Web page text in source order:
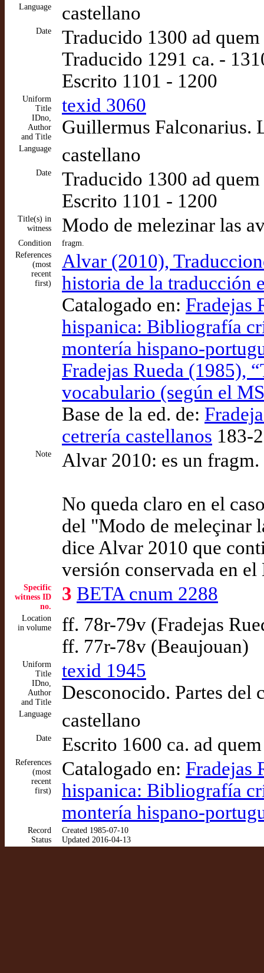
Language castellano
Date
Traducido 1300 ad quem
Traducido 1291 ca. -
Escrito 1101 - 1200
Uniform
Title
IDno,
Author
and Title
texid 3060
Guillermus Falconarius.
Language castellano
Date
Traducido 1300 ad quem
Escrito 1101 - 1200
Title(s) in
witness
Modo de melezinar las
Condition
fragm.
References
(most
recent
first)
Alvar (2010),
historia de la traducción
Catalogado en: Fradejas
hispanica: Bibliografía
montería hispano-
Fradejas Rueda (1985),
vocabulario (según el
Base de la ed. de:
cetrería castellanos 183-
Note Alvar 2010: es un fragm.
No queda claro en el
del "Modo de meleçinar
dice Alvar 2010 que
versión conservada en
Specific
witness ID
no.
3 BETA cnum 2288
Location
in volume
ff. 78r-79v (Fradejas
ff. 77r-78v (Beaujouan)
Uniform
Title
IDno,
Author
and Title
texid 1945
Desconocido. Partes del
Language castellano
Date Escrito 1600 ca. ad quem
References
(most
recent
first)
Catalogado en: Fradejas
hispanica: Bibliografía
montería hispano-
Record
Status
Created 1985-07-10
Updated 2016-04-13